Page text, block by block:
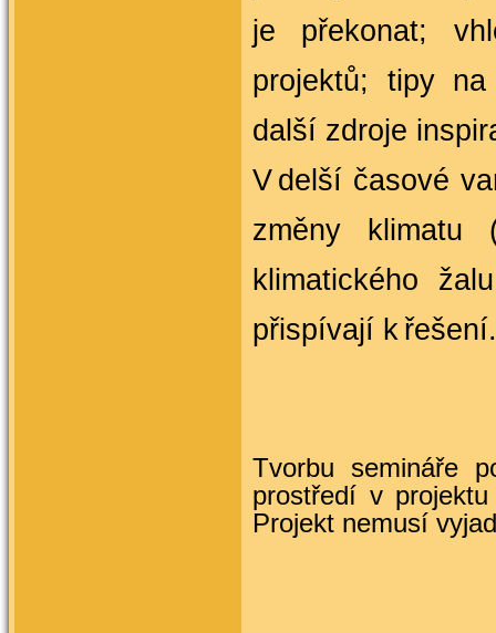
je překonat;
projektů; tipy
další zdroje
V delší časové
změny klimatu
klimatického
přispívají k řešení.
Tvorbu semináře
prostředí v p
Projekt nemusí